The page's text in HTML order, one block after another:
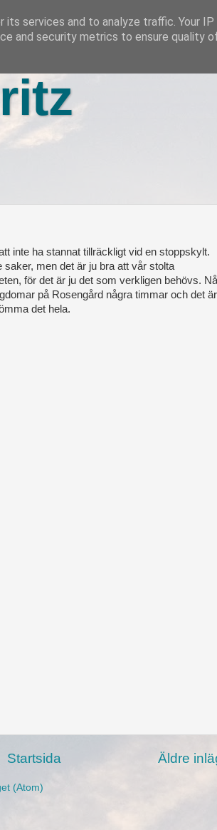
inte ha stannat tillräckligt vid en stoppskylt.
men det är ju bra att vår stolta
för det är ju det som verkligen behövs.
på Rosengård några timmar och det är
det hela.
Äldre
Startsida
(Atom)
services and to analyze traffic. Your
and security metrics to ensure quality